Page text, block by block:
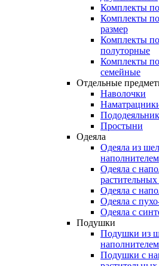
Комплекты
Комплекты
размер
Комплекты
полуторные
Комплекты
семейные
Отдельные
Наволочки
Простыни
Одеяла
Одеяла из
наполнителем
Одеяла с
Одеяла с
Одеяла с
Одеяла с
Подушки
Подушки из
наполнителем
Подушки с